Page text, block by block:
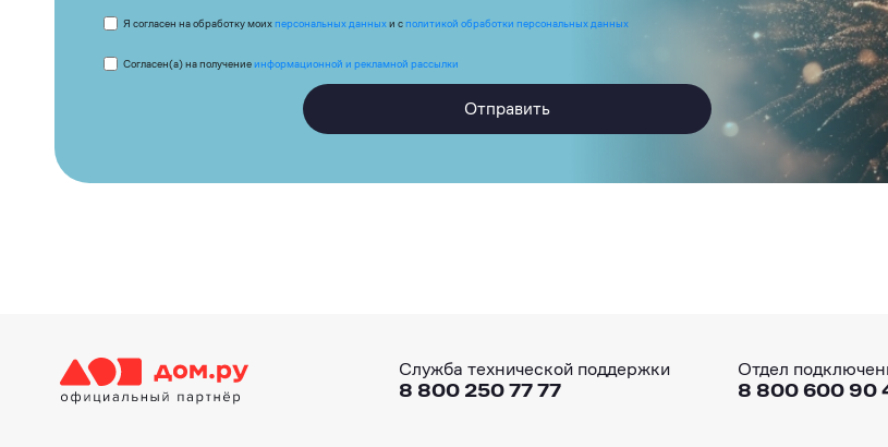
Я согласен на обработку моихперсональных данныхи сполитикой обработки персональных данных
Согласен(а) на получениеинформационной и рекламной рассылки
Отправить
Служба технической поддержки
8 800 250 77 77
Отдел
8 800 600 90